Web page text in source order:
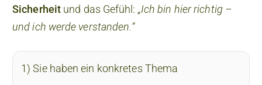
Sicherheit und das Gefühl: „Ich bin hier richtig –
und ich werde verstanden.“
1) Sie haben ein konkretes Thema